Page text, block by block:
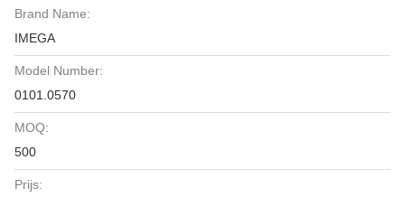
Brand Name:
IMEGA
Model Number:
0101.0570
MOQ:
500
Prijs: